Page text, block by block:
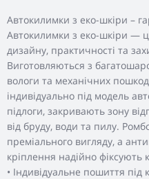
Автокилимки з еко-шкіри –
Автокилимки з еко-шкіри —
дизайну, практичності та
Виготовляються з
вологи та механічних
індивідуально під модель
підлоги, закривають зону
від бруду, води та пилу.
преміального вигляду, а
кріплення надійно фіксують
• Індивідуальне пошиття під